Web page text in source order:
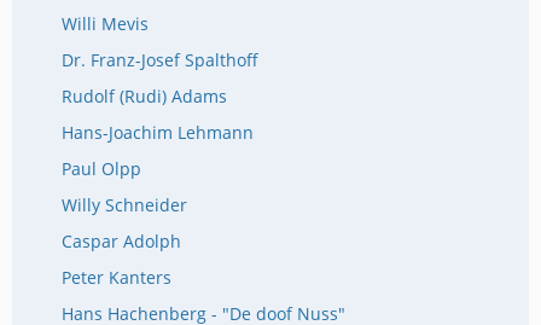
Willi Mevis
Dr. Franz-Josef Spalthoff
Rudolf (Rudi) Adams
Hans-Joachim Lehmann
Paul Olpp
Willy Schneider
Caspar Adolph
Peter Kanters
Hans Hachenberg - "De doof Nuss"